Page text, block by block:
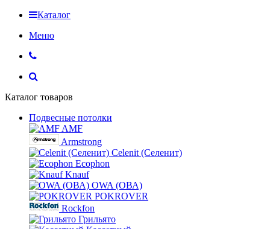
Каталог
Меню
Каталог товаров
Подвесные потолки
AMF
Armstrong
Celenit (Селенит)
Ecophon
Knauf
OWA (ОВА)
POKROVER
Rockfon
Грильято